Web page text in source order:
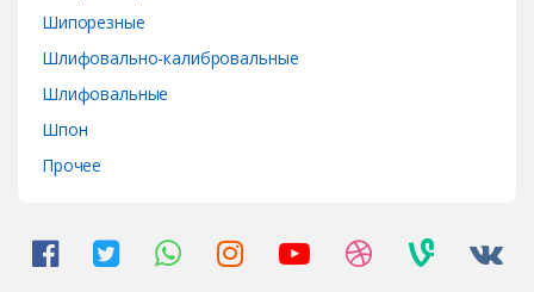
Шипорезные
Шлифовально-калибровальные
Шлифовальные
Шпон
Прочее